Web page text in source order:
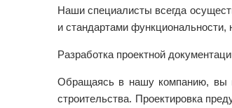
Наши специалисты всегда
и стандартами функциональности,
Разработка проектной
Обращаясь в нашу компанию, вы
строительства. Проектировка